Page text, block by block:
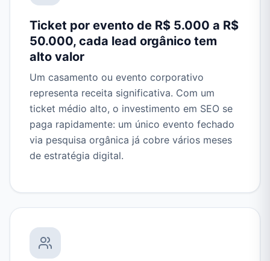
Ticket por evento de R$ 5.000 a R$
50.000, cada lead orgânico tem
alto valor
Um casamento ou evento corporativo
representa receita significativa. Com um
ticket médio alto, o investimento em SEO se
paga rapidamente: um único evento fechado
via pesquisa orgânica já cobre vários meses
de estratégia digital.